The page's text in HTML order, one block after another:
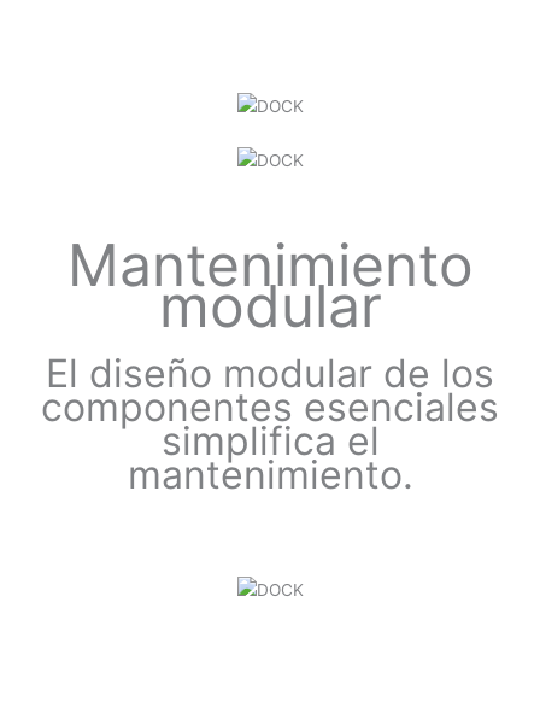
Mantenimiento
modular
El diseño modular de los
componentes esenciales
simplifica el
mantenimiento.